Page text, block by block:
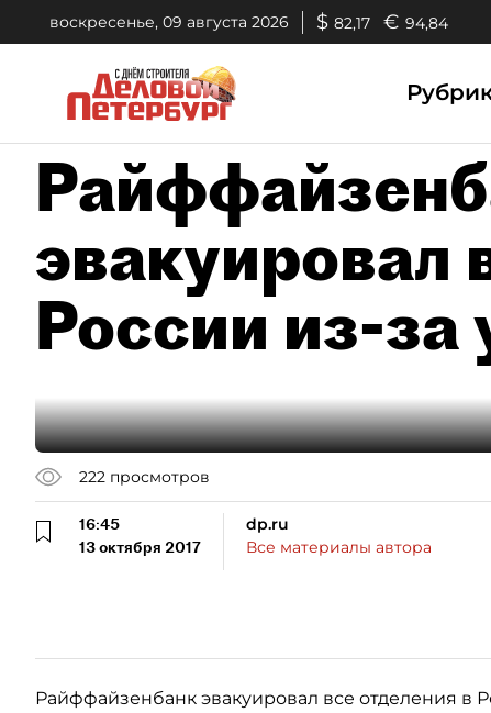
воскресенье, 09 августа 2026 $ 82,17 € 94,84
эвакуировал
России из-за
222 просмотров
16:45
13 октября 2017
dp.ru
Все материалы автора
Райффайзенбанк эвакуировал все отделения в